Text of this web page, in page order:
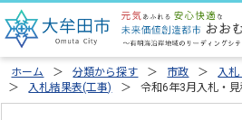
ホーム 分類から探す 市政
入
入札結果表(工事)
令和6年3月入札・見